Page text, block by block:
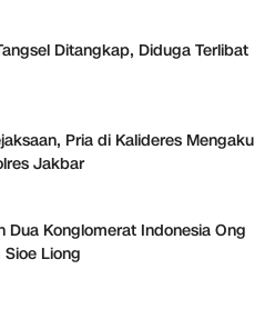
Ditangkap, Diduga Terlibat
Pria di Kalideres Mengaku
Jakbar
Dua Konglomerat Indonesia Ong
Liong